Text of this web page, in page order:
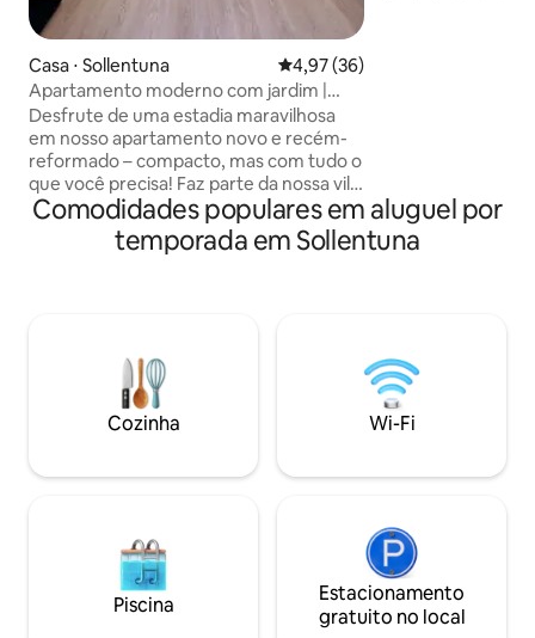
Casa ⋅ Sollentuna 4,97 de uma avaliação média
4,97 (36)
Apartamento moderno com jardim |
Estacionamento gratuito
Desfrute de uma estadia maravilhosa
em nosso apartamento novo e recém-
reformado – compacto, mas com tudo o
que você precisa! Faz parte da nossa vila,
mas tem uma entrada privativa. Inclui
cozinha totalmente equipada, banheiro
novo, quarto com cama de 140 cm e sala
Estacionamento gratuito no local.
Parque infantil, campo de futebol e
ponto de ônibus do lado de fora, estação
de trem suburbano a cerca de 10
estadias de uma semana ou mais.
farmácias. 10
natural de
Comodidades populares em aluguel por
temporada em Sollentuna
Cozinha Wi-Fi
Piscina
Estacionamento
gratuito no local